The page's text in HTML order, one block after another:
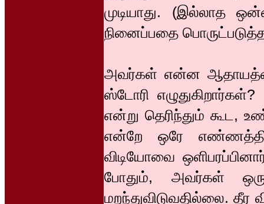
முடியாது. (இல்லாத
நினைப்பதை
அவர்கள் என்ன
ஸ்டோரி
என்று தெரிந்தும் கூட,
என்றே ஒரே
விடியோவை
போதும், அவர்கள்
மறந்துவிடுவதில்லை. தீர